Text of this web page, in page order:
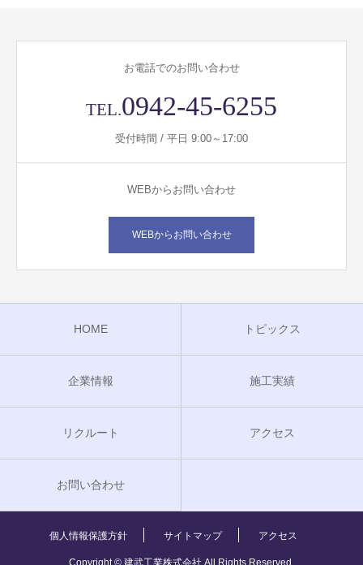
お電話でのお問い合わせ
TEL.0942-45-6255
受付時間 / 平日 9:00～17:00
WEBからお問い合わせ
WEBからお問い合わせ
HOME トピックス
企業情報 施工実績
リクルート アクセス
お問い合わせ
個人情報保護方針 サイトマップ アクセス
Copyright © 建武工業株式会社 All Rights Reserved.